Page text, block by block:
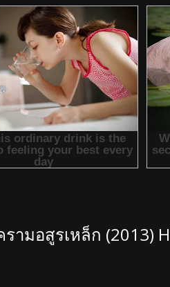
ามอสูรเหล็ก (2013)